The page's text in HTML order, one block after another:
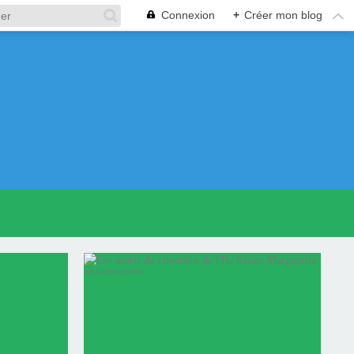
Connexion + Créer mon blog